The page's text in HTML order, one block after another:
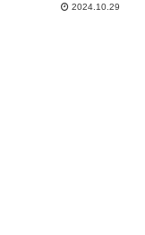
2024.10.29